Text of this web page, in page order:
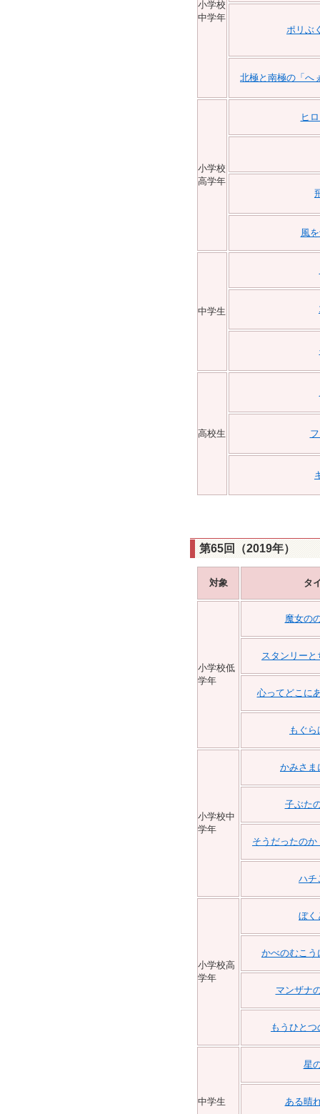
小学校
中学年
ポリぶ
北極と南極の「へ
小学校
高学年
ヒ
風
中学生
高校生
第65回（2019年）
対象 タ
小学校低
学年
魔女の
スタンリー
心ってどこに
もぐ
小学校中
学年
かみさま
子ぶた
そうだったの
ハチ
小学校高
学年
ぼく
かべのむこう
マンザナ
もうひと
中学生
星
ある晴